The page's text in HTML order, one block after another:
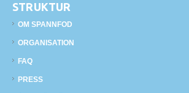
STRUKTUR
OM SPANNFOD
ORGANISATION
FAQ
PRESS